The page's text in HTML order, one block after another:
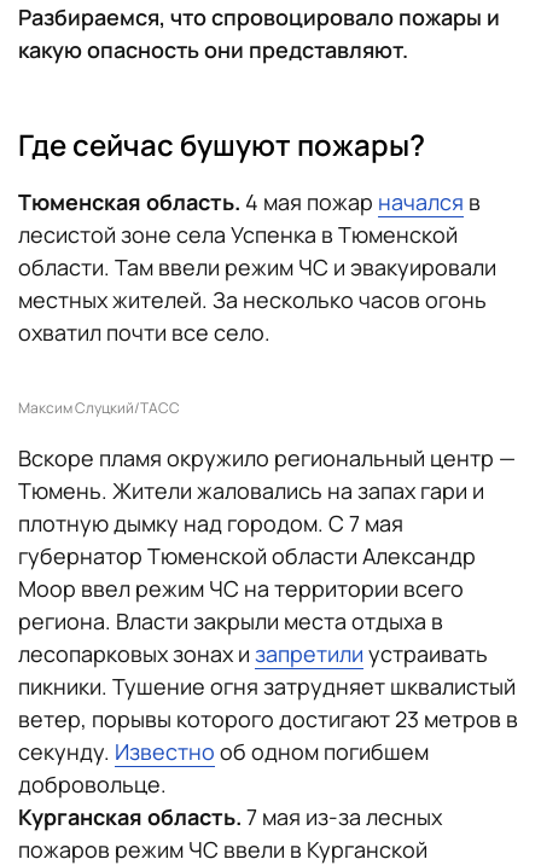
Разбираемся, что спровоцировало пожары и
какую опасность они представляют.
Где сейчас бушуют пожары?
Тюменская область. 4 мая пожар начался в
лесистой зоне села Успенка в Тюменской
области. Там ввели режим ЧС и эвакуировали
местных жителей. За несколько часов огонь
охватил почти все село.
Максим Слуцкий/ТАСС
Вскоре пламя окружило региональный центр —
Тюмень. Жители жаловались на запах гари и
плотную дымку над городом. С 7 мая
губернатор Тюменской области Александр
Моор ввел режим ЧС на территории всего
региона. Власти закрыли места отдыха в
лесопарковых зонах и запретили устраивать
пикники. Тушение огня затрудняет шквалистый
ветер, порывы которого достигают 23 метров в
секунду. Известно об одном погибшем
добровольце.
Курганская область. 7 мая из-за лесных
пожаров режим ЧС ввели в Курганской